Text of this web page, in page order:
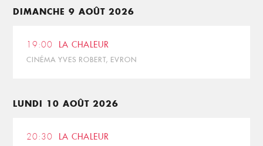
DIMANCHE 9 AOÛT 2026
19:00 LA CHALEUR
CINÉMA YVES ROBERT, EVRON
LUNDI 10 AOÛT 2026
20:30 LA CHALEUR